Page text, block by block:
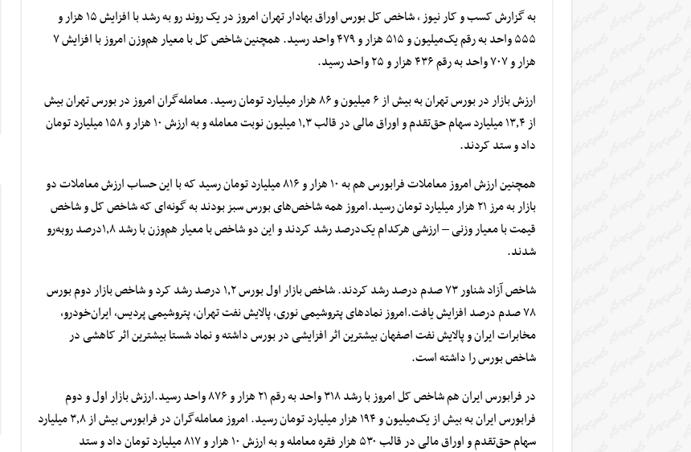
به گزارش کسب و کار نیوز ، شاخص کلبورس اوراق بهادار تهران
امروز در یک روند رو به رشد با افزایش ۱۵ هزار و
۵۵۵ واحد به رقم یک‌میلیون و ۵۱۵ هزار و ۴۷۹ واحد رسید.
همچنین شاخص کل با معیار هم‌وزن امروز با افزایش ۷
هزار و ۷۰۷ واحد به رقم ۴۳۶ هزار و ۲۵ واحد رسید.
ارزش بازار در بورس تهران به بیش از ۶ میلیون و ۸۶ هزار میلیارد تومان رسید.
معامله‌گران امروز در بورس تهران بیش
از ۱۳٫۴ میلیارد سهام حق‌تقدم و اوراق مالی در قالب ۱٫۳ میلیون نوبت معامله و به ارزش ۱۰ هزار و ۱۵۸ میلیارد تومان
داد و ستد کردند.
همچنین ارزش امروز معاملات فرابورس هم به ۱۰ هزار و ۸۱۶ میلیارد تومان رسید که با این حساب ارزش معاملات دو
بازار به مرز ۲۱ هزار میلیارد تومان رسید.
امروز همه شاخص‌های بورس سبز بودند به گونه‌ای که شاخص کل و شاخص
قیمت با معیار وزنی – ارزشی هرکدام یک‌درصد رشد کردند و این دو شاخص با معیار هم‌وزن با رشد ۱٫۸درصد روبه‌رو
شدند.
شاخص آزاد شناور ۷۳ صدم درصد رشد کردند. شاخص بازار اول بورس ۱٫۲ درصد رشد کرد و شاخص بازار دوم بورس
۷۸ صدم درصد افزایش یافت.
امروز نمادهای پتروشیمی نوری، پالایش نفت تهران، پتروشیمی پردیس، ایران‌خودرو،
مخابرات ایران و پالایش نفت اصفهان بیشترین اثر افزایشی در بورس داشته و نماد شستا بیشترین اثر کاهشی در
شاخص بورس را داشته است.
درفرابورس ایرانهم شاخص کل امروز با رشد ۳۱۸ واحد به رقم ۲۱ هزار و ۸۷۶ واحد رسید.
ارزش بازار اول و دوم
فرابورس ایران به بیش از یک‌میلیون و ۱۹۴ هزار میلیارد تومان رسید.
امروز معامله‌گران در فرابورس بیش از ۳٫۸ میلیارد
سهام حق‌تقدم و اوراق مالی در قالب ۵۳۰ هزار فقره معامله و به ارزش ۱۰ هزار و ۸۱۷ میلیارد تومان داد و ستد